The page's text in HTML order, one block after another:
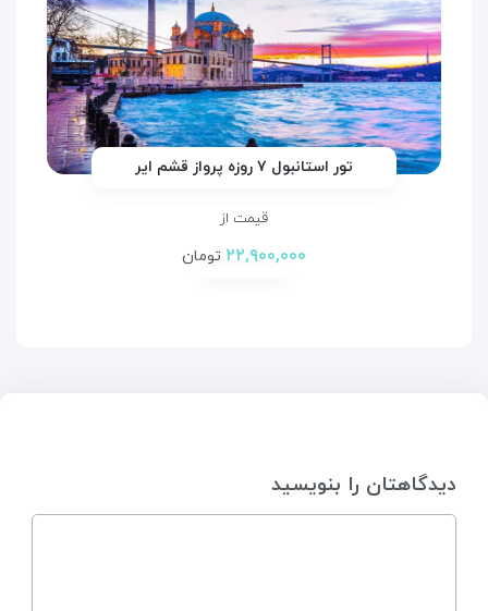
تور استانبول ۷ روزه پرواز قشم ایر
قیمت از
۲۲,۹۰۰,۰۰۰ تومان
دیدگاهتان را بنویسید